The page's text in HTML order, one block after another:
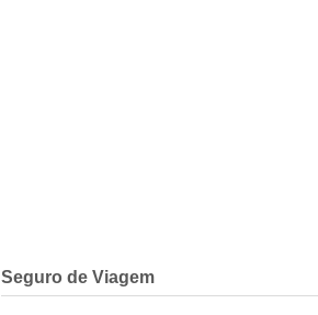
Seguro de Viagem